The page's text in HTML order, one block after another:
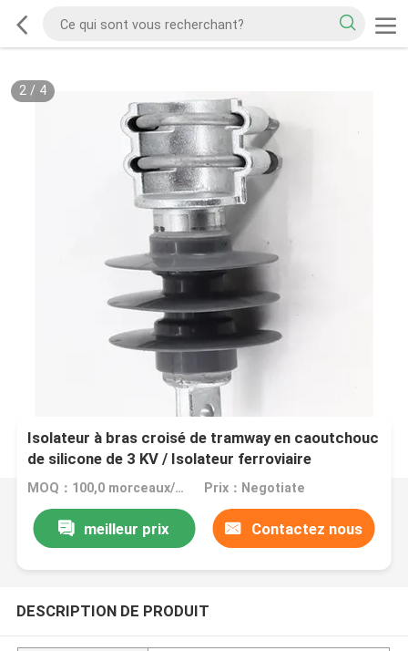
2/ 4
Isolateur à bras croisé de tramway en caoutchouc
de silicone de 3 KV / Isolateur ferroviaire
MOQ：100,0 morceaux/morceaux Prix：Negotiate
meilleur prix Contactez nous
DESCRIPTION DE PRODUIT